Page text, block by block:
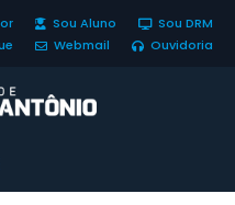
Sou Aluno
Sou DRM
Webmail Ouvidoria